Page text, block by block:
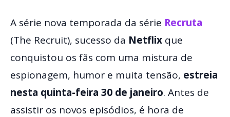
A série nova temporada da série Recruta
(The Recruit), sucesso da Netflix que
conquistou os fãs com uma mistura de
espionagem, humor e muita tensão, estreia
nesta quinta-feira 30 de janeiro. Antes de
assistir os novos episódios, é hora de